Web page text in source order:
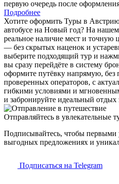
первую очередь после
Подробнее
Хотите оформить Туры в
автобусе на Новый год? На
реальное наличие мест и точную
— без скрытых наценок и
выберите подходящий тур и
вы сразу перейдёте в систему
оформите путёвку напрямую,
проверенных операторов, с
гибкими условиями и
и забронируйте идеальный отдых
Отправляйтесь в увлекательные
Подписывайтесь, чтобы первыми
выгодных предложениях и
Подписаться на Telegram